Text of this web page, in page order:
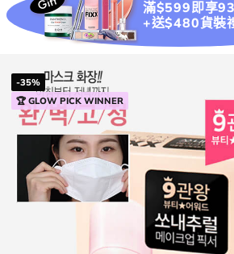
滿$599即享93
+送$480貨裝
-35%
🏆 GLOW PICK WINNER